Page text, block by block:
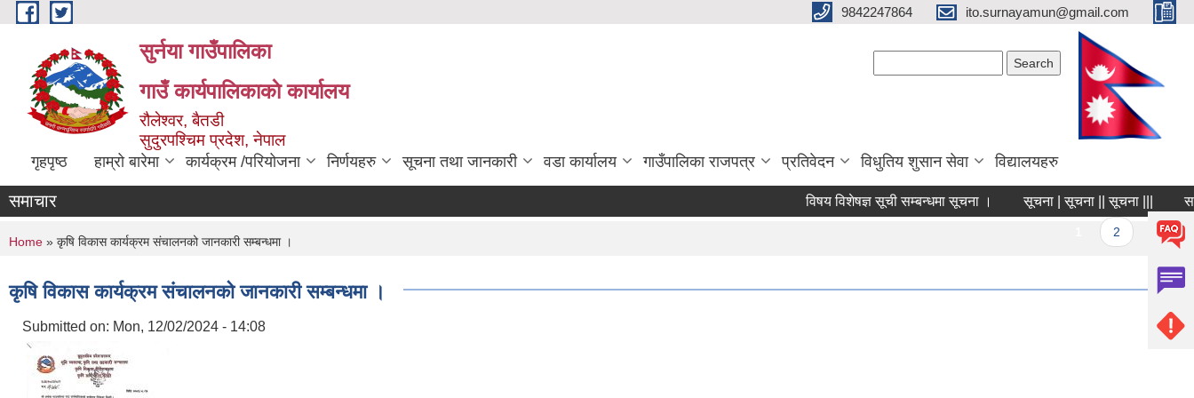
Skip to main content 9842247864 ito.surnayamun@gmail.com
सुर्नया गाउँपालिका
गाउँ कार्यपालिकाकाे कार्यालय
रौलेश्वर, बैतडी
सुदुरपश्चिम प्रदेश, नेपाल
गृहपृष्ठ हाम्रो बारेमा कार्यक्रम /परियोजना निर्णयहरु सूचना तथा जानकारी वडा कार्यालय गाउँपालिका राजपत्र प्रतिवेदन विधुतिय शुसान सेवा विद्यालयहरु
समाचार विषय विशेषज्ञ सूची सम्बन्धमा सूचना । सूचना | सूचना || सूचना |||
3
You are here
Home » कृषि विकास कार्यक्रम संचालनको जानकारी सम्बन्धमा ।
कृषि विकास कार्यक्रम संचालनको जानकारी सम्बन्धमा ।
Submitted on: Mon, 12/02/2024 - 14:08